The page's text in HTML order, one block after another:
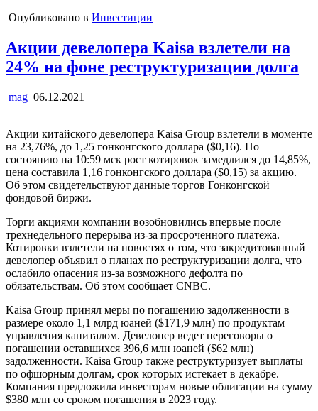
Опубликовано в Инвестиции
Акции девелопера Kaisa взлетели на
24% на фоне реструктуризации долга
mag 06.12.2021
Акции китайского девелопера Kaisa Group взлетели в моменте
на 23,76%, до 1,25 гонконгского доллара ($0,16). По
состоянию на 10:59 мск рост котировок замедлился до 14,85%,
цена составила 1,16 гонконгского доллара ($0,15) за акцию.
Об этом свидетельствуют данные торгов Гонконгской
фондовой биржи.
Торги акциями компании возобновились впервые после
трехнедельного перерыва из-за просроченного платежа.
Котировки взлетели на новостях о том, что закредитованный
девелопер объявил о планах по реструктуризации долга, что
ослабило опасения из-за возможного дефолта по
обязательствам. Об этом сообщает CNBC.
Kaisa Group принял меры по погашению задолженности в
размере около 1,1 млрд юаней ($171,9 млн) по продуктам
управления капиталом. Девелопер ведет переговоры о
погашении оставшихся 396,6 млн юаней ($62 млн)
задолженности. Kaisa Group также реструктуризует выплаты
по офшорным долгам, срок которых истекает в декабре.
Компания предложила инвесторам новые облигации на сумму
$380 млн со сроком погашения в 2023 году.